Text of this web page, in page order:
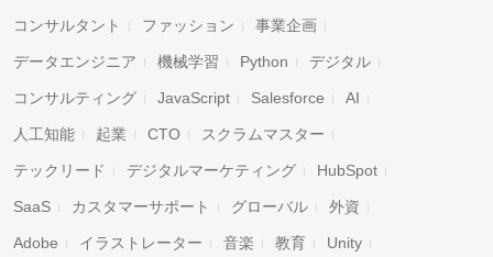
コンサルタント ファッション 事業企画
データエンジニア 機械学習 Python デジタル
コンサルティング JavaScript Salesforce AI
人工知能 起業 CTO スクラムマスター
テックリード デジタルマーケティング HubSpot
SaaS カスタマーサポート グローバル 外資
Adobe イラストレーター 音楽 教育 Unity